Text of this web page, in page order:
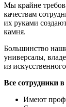
Мы крайне
качествам
их руками
камня.
Большинство
универсалы,
из
Все сотрудники в
Имеют